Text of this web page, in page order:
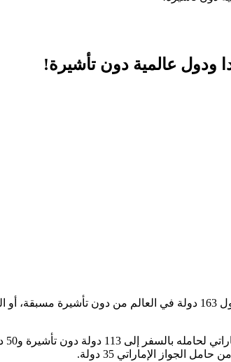
عالمية دون تأشيرة!
قفز جواز السفر الإماراتي إلى المركز الثالث عالمياً
الجواز الإماراتي 35 دولة.